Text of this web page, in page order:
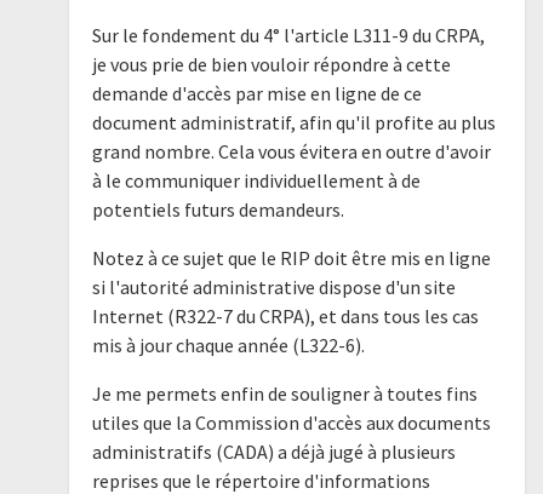
Sur le fondement du 4° l'article L311-9 du CRPA,
je vous prie de bien vouloir répondre à cette
demande d'accès par mise en ligne de ce
document administratif, afin qu'il profite au plus
grand nombre. Cela vous évitera en outre d'avoir
à le communiquer individuellement à de
potentiels futurs demandeurs.
Notez à ce sujet que le RIP doit être mis en ligne
si l'autorité administrative dispose d'un site
Internet (R322-7 du CRPA), et dans tous les cas
mis à jour chaque année (L322-6).
Je me permets enfin de souligner à toutes fins
utiles que la Commission d'accès aux documents
administratifs (CADA) a déjà jugé à plusieurs
reprises que le répertoire d'informations